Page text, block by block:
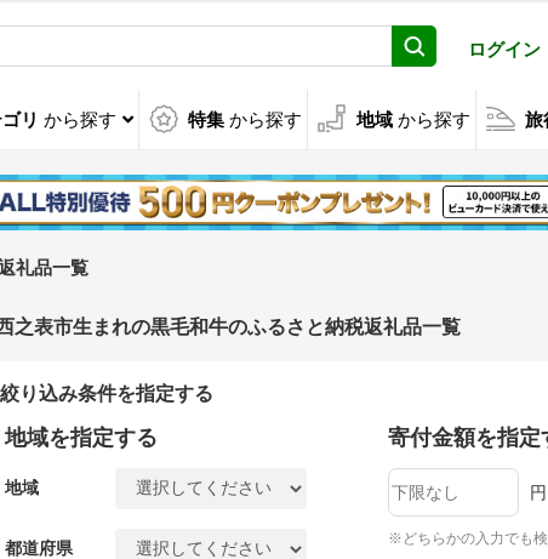
ログイン
リ から探す 特集 から探す 地域 から探す 旅
礼品一覧
之表市生まれの黒毛和牛のふるさと納税返礼品一覧
絞り込み条件を指定する
地域を指定する
地域
都道府県
寄付金額を指定
※どちらかの入力でも